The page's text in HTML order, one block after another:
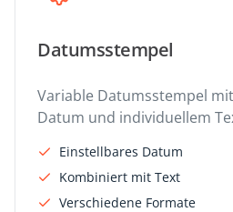
Datumsstempel
Variable Datumsstempel
Datum und individuellem
Einstellbares Datum
Kombiniert mit Text
Verschiedene Formate